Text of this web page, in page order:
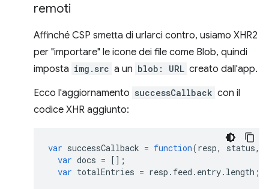
remoti
Affinché CSP smetta di urlarci contro, usiamo XHR2
per "importare" le icone dei file come Blob, quindi
imposta img.src a un blob: URL creato dall'app.
Ecco l'aggiornamento successCallback con il
codice XHR aggiunto:
var successCallback = function(resp, status,
var docs = [];
var totalEntries = resp . feed . entry. length ;